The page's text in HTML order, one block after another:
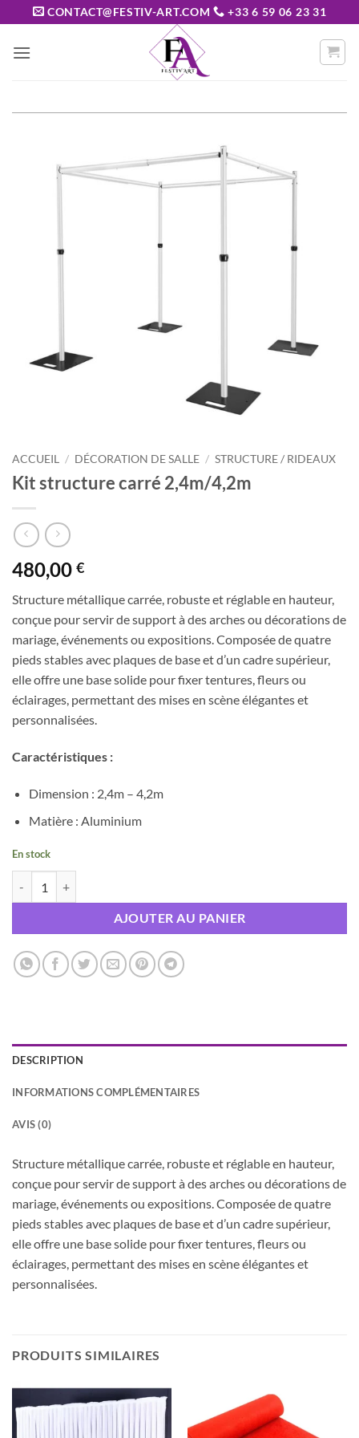
Passer
au
contenu
CONTACT@FESTIV-ART.COM +33 6 59 06 23 31
ACCUEIL / DÉCORATION DE SALLE / STRUCTURE / RIDEAUX
Kit structure carré 2,4m/4,2m
480,00 €
Structure métallique carrée, robuste et réglable en hauteur,
conçue pour servir de support à des arches ou décorations de
mariage, événements ou expositions. Composée de quatre
pieds stables avec plaques de base et d’un cadre supérieur,
elle offre une base solide pour fixer tentures, fleurs ou
éclairages, permettant des mises en scène élégantes et
personnalisées.
Caractéristiques :
Dimension : 2,4m – 4,2m
Matière : Aluminium
En stock
AJOUTER AU PANIER
DESCRIPTION
INFORMATIONS COMPLÉMENTAIRES
AVIS (0)
Structure métallique carrée, robuste et réglable en hauteur,
conçue pour servir de support à des arches ou décorations de
mariage, événements ou expositions. Composée de quatre
pieds stables avec plaques de base et d’un cadre supérieur,
elle offre une base solide pour fixer tentures, fleurs ou
éclairages, permettant des mises en scène élégantes et
personnalisées.
PRODUITS SIMILAIRES